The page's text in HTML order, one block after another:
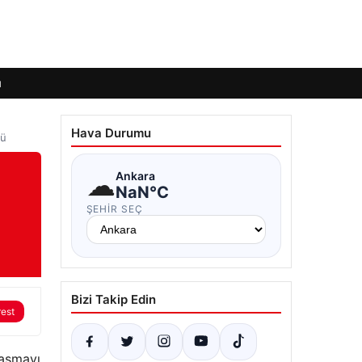
Hava Durumu
☁Ankara
NaN°C
ŞEHIR SEÇ
Bizi Takip Edin